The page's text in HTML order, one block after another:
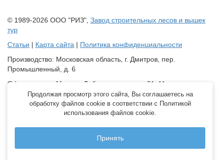
© 1989-2026 ООО "РИЗ", Завод строительных лесов и вышек
тур
Статьи | Карта сайта | Политика конфиденциальности
Производство: Московская область, г. Дмитров, пер.
Промышленный, д. 6
Офис продаж: Москва, Лобненская улица, 21с11
Склад: Краснодарский край, Динской район, станица
Новотитаровская, ул. Крайняя, д. 2 оф.6
Принимаем к оплате:
Продолжая просмотр этого сайта, Вы соглашаетесь на
обработку файлов cookie в соответствии с Политикой
использования файлов cookie.
Принять